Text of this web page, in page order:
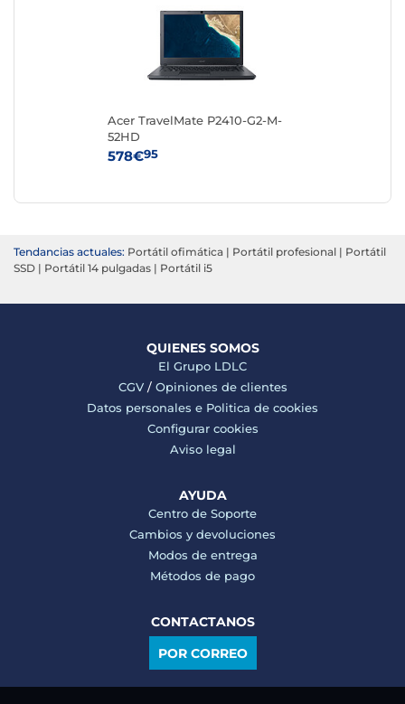
Acer TravelMate P2410-G2-M-
52HD
578€95
Tendancias actuales: Portátil ofimática | Portátil profesional | Portátil
SSD | Portátil 14 pulgadas | Portátil i5
QUIENES SOMOS
El Grupo LDLC
CGV/ Opiniones de clientes
Datos personales e Politica de cookies
Configurar cookies
Aviso legal
AYUDA
Centro de Soporte
Cambios y devoluciones
Modos de entrega
Métodos de pago
CONTACTANOS
POR CORREO